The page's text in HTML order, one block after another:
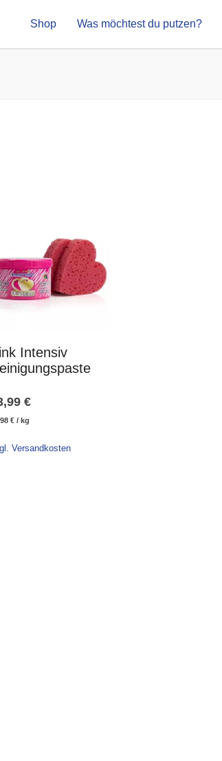
Shop Was möchtest du putzen?
Intensiv
€
€ / kg
Versandkosten